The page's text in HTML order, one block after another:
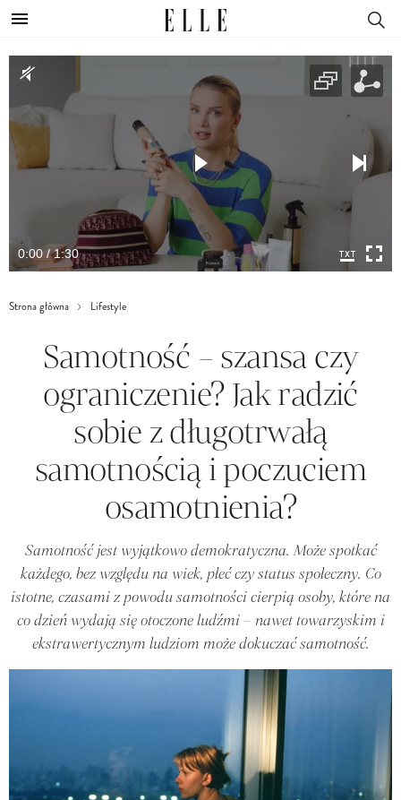
0:00 / 1:30
Strona główna Lifestyle
Samotność – szansa czy
ograniczenie? Jak radzić
sobie z długotrwałą
samotnością i poczuciem
osamotnienia?
Samotność jest wyjątkowo demokratyczna. Może spotkać
każdego, bez względu na wiek, płeć czy status społeczny. Co
istotne, czasami z powodu samotności cierpią osoby, które na
co dzień wydają się otoczone ludźmi – nawet towarzyskim i
ekstrawertycznym ludziom może dokuczać samotność.